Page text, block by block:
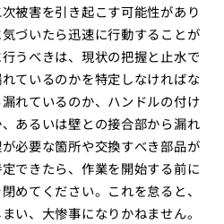
被害を引き起こす可能性があり
づいたら迅速に行動することが
うべきは、現状の把握と止水で
ているのかを特定しなければな
れているのか、ハンドルの付け
あるいは壁との接合部から漏れ
必要な箇所や交換すべき部品が
できたら、作業を開始する前に
めてください。これを怠ると、
い、大惨事になりかねません。